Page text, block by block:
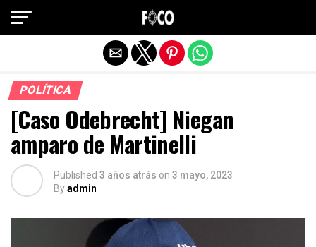
POLÍTICA
[Caso Odebrecht] Niegan
amparo de Martinelli
Published 3 años atrás on 3 mayo, 2023
Byadmin
Salir de la versión móvil